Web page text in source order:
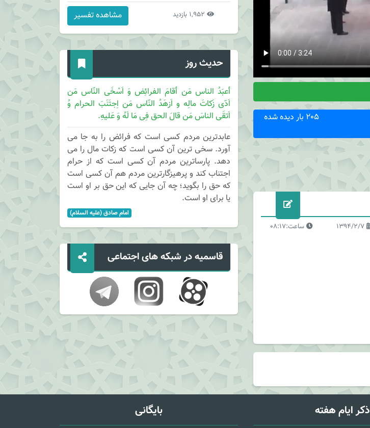
205 بار دیده شده
1394/2/7 ساعت:08:17
مشاهده تفسیر
حدیث روز
أعبَدُ الناس مَن أقامَ الفرائِض وَ اَسْخَی النّاس مَن
اَدّی زَکاتَ مالِه و اَزهَدُ النّاس مَن اِجتَنَبَ الحرام وُ
اَتقَی الناسَ مَن قالَ الحق فِی مَا لَهُ وَ عَلیهِ.
عابدترین مردم کسی است که فرائض را به جا می
آورد. سخی ترین آن کسی است که زکات مال را می
دهد. پارساترین مردم آن کسی است که از حرام
اجتناب کند و پرهیزگارترین مردم هم آن کسی است
که حق را بگوید؛ چه آن جایی که این حق بر او است
یا برای او است.
امام صادق (علیه السلام)
قاسمیه در شبکه های اجتماعی
ذکر ایام هفته بایگانی